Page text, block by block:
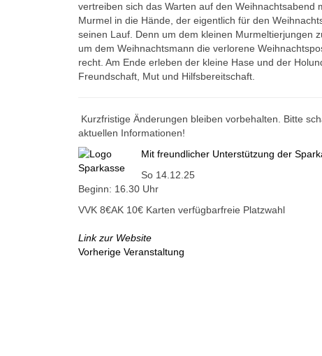
vertreiben sich das Warten auf den
Murmel in die Hände, der eigentlich für den
seinen Lauf. Denn um dem kleinen Murmeltierjungen
um dem Weihnachtsmann die verlorene
recht. Am Ende erleben der kleine Hase und der
Freundschaft, Mut und Hilfsbereitschaft.
Kurzfristige Änderungen bleiben vorbehalten. Bitte
aktuellen Informationen!
Mit freundlicher Unterstützung der
So 14.12.25
Beginn: 16.30 Uhr
VVK 8€AK 10€ Karten verfügbarfreie Platzwahl
Link zur Website
Vorherige Veranstaltung